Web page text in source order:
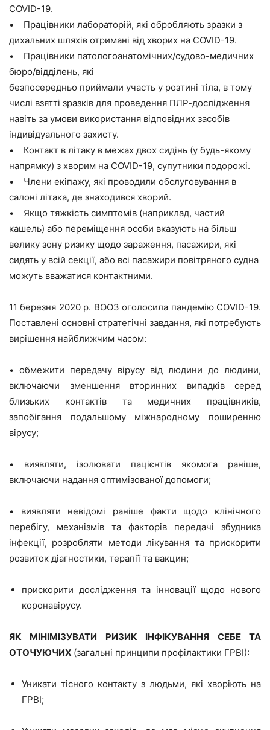
COVID-19.
• Працівники лабораторій, які обробляють зразки з
дихальних шляхів отримані від хворих на COVID-19.
• Працівники патологоанатомічних/судово-медичних
бюро/відділень, які
безпосередньо приймали участь у розтині тіла, в тому
числі взятті зразків для проведення ПЛР-дослідження
навіть за умови використання відповідних засобів
індивідуального захисту.
• Контакт в літаку в межах двох сидінь (у будь-якому
напрямку) з хворим на COVID-19, супутники подорожі.
• Члени екіпажу, які проводили обслуговування в
салоні літака, де знаходився хворий.
• Якщо тяжкість симптомів (наприклад, частий
кашель) або переміщення особи вказують на більш
велику зону ризику щодо зараження, пасажири, які
сидять у всій секції, або всі пасажири повітряного судна
можуть вважатися контактними.
11 березня 2020 р. ВООЗ оголосила пандемію COVID-19.
Поставлені основні стратегічні завдання, які потребують
вирішення найближчим часом:
• обмежити передачу вірусу від людини до людини,
включаючи зменшення вторинних випадків серед
близьких контактів та медичних працівників,
запобігання подальшому міжнародному поширенню
вірусу;
• виявляти, ізолювати пацієнтів якомога раніше,
включаючи надання оптимізованої допомоги;
• виявляти невідомі раніше факти щодо клінічного
перебігу, механізмів та факторів передачі збудника
інфекції, розробляти методи лікування та прискорити
розвиток діагностики, терапії та вакцин;
прискорити дослідження та інновації щодо нового
коронавірусу.
ЯК МІНІМІЗУВАТИ РИЗИК ІНФІКУВАННЯ СЕБЕ ТА
ОТОЧУЮЧИХ (загальні принципи профілактики ГРВІ):
Уникати тісного контакту з людьми, які хворіють на
ГРВІ;